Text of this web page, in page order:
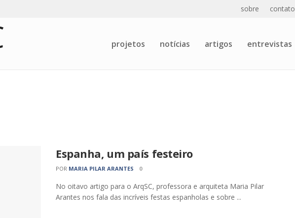
sobre contato
projetos notícias artigos entrevistas
Espanha, um país festeiro
POR MARIA PILAR ARANTES 0
No oitavo artigo para o ArqSC, professora e arquiteta Maria Pilar
Arantes nos fala das incríveis festas espanholas e sobre ...